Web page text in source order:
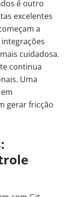
é outro
excelentes
a
cuidadosa.
continua
Uma
gerar fricção